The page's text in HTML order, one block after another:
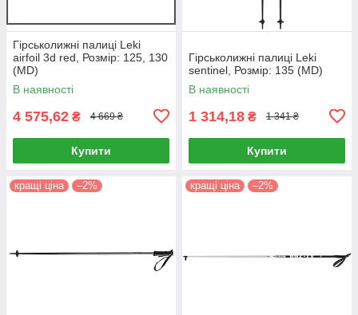
Гірськолижні палиці Leki
airfoil 3d red, Розмір: 125, 130
(MD)
В наявності
4 575,62 ₴ 4 669 ₴
Купити
Гірськолижні палиці Leki
sentinel, Розмір: 135 (MD)
В наявності
1 314,18 ₴ 1 341 ₴
Купити
кращі ціна –2% кращі ціна –2%